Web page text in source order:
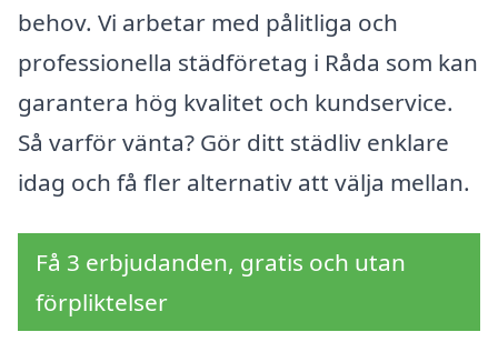
behov. Vi arbetar med pålitliga och
professionella städföretag i Råda som kan
garantera hög kvalitet och kundservice.
Så varför vänta? Gör ditt städliv enklare
idag och få fler alternativ att välja mellan.
Få 3 erbjudanden, gratis och utan
förpliktelser